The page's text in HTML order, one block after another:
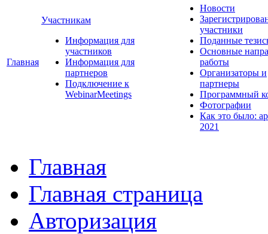
Главная
Участникам
Информация для
участников
Информация для
партнеров
Подключение к
WebinarMeetings
Новости
участники
Поданные
Основные
работы
Организаторы и
партнеры
Программный
Фотографии
Как это было:
2021
Главная
Главная страница
Авторизация